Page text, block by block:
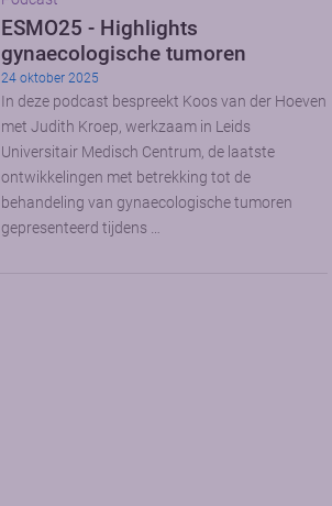
ESMO25 - Highlights
gynaecologische tumoren
24 oktober 2025
In deze podcast bespreekt Koos van der Hoeven
met Judith Kroep, werkzaam in Leids
Universitair Medisch Centrum, de laatste
ontwikkelingen met betrekking tot de
behandeling van gynaecologische tumoren
gepresenteerd tijdens …